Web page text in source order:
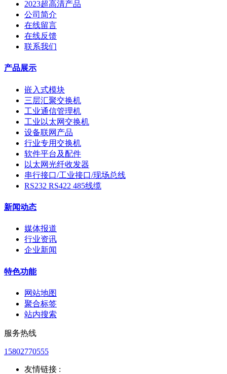
2023超高清产品
公司简介
在线留言
在线反馈
联系我们
产品展示
嵌入式模块
三层汇聚交换机
工业通信管理机
工业以太网交换机
设备联网产品
行业专用交换机
软件平台及配件
以太网光纤收发器
串行接口/工业接口/现场总线
RS232 RS422 485线缆
新闻动态
媒体报道
行业资讯
企业新闻
特色功能
网站地图
聚合标签
站内搜索
服务热线
15802770555
友情链接 :